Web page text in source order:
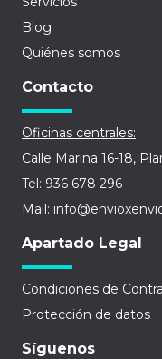
Blog
Quiénes somos
Contacto
Oficinas centrales:
Calle Marina 16-18,
Tel: 936 678 296
Mail:
Apartado Legal
Condiciones de
Protección de datos
Síguenos